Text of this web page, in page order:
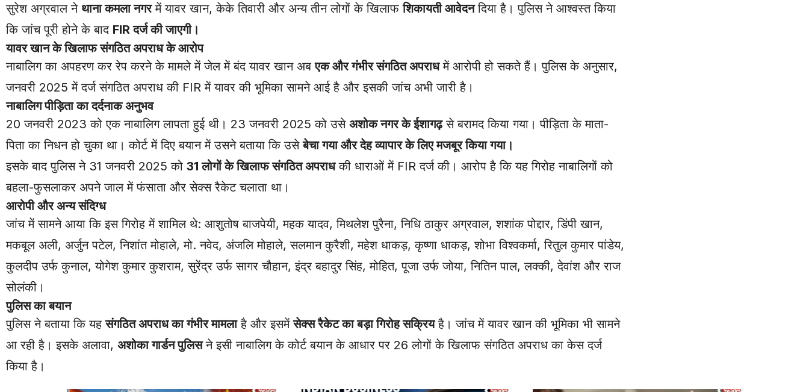
सुरेश अग्रवाल ने थाना कमला नगरमें यावर खान, केके तिवारी और अन्य तीन लोगों के खिलाफशिकायती आवेदनदिया है। पुलिस ने आश्वस्त किया
कि जांच पूरी होने के बाद FIR दर्ज की जाएगी।
यावर खान के खिलाफ संगठित अपराध के आरोप
नाबालिग का अपहरण कर रेप करने के मामले में जेल में बंद यावर खान अबएक और गंभीर संगठित अपराधमें आरोपी हो सकते हैं। पुलिस के अनुसार,
जनवरी 2025 में दर्ज संगठित अपराध की FIR में यावर की भूमिका सामने आई है और इसकी जांच अभी जारी है।
नाबालिग पीड़िता का दर्दनाक अनुभव
20 जनवरी 2023 को एक नाबालिग लापता हुई थी। 23 जनवरी 2025 को उसे अशोक नगर के ईशागढ़से बरामद किया गया। पीड़िता के माता-
पिता का निधन हो चुका था। कोर्ट में दिए बयान में उसने बताया कि उसेबेचा गया और देह व्यापार के लिए मजबूर किया गया।
इसके बाद पुलिस ने 31 जनवरी 2025 को 31 लोगों के खिलाफ संगठित अपराधकी धाराओं में FIR दर्ज की। आरोप है कि यह गिरोह नाबालिगों को
बहला-फुसलाकर अपने जाल में फंसाता और सेक्स रैकेट चलाता था।
आरोपी और अन्य संदिग्ध
जांच में सामने आया कि इस गिरोह में शामिल थे: आशुतोष बाजपेयी, महक यादव, मिथलेश पुरैना, निधि ठाकुर अग्रवाल, शशांक पोद्दार, डिंपी खान,
मकबूल अली, अर्जुन पटेल, निशांत मोहाले, मो. नवेद, अंजलि मोहाले, सलमान कुरैशी, महेश धाकड़, कृष्णा धाकड़, शोभा विश्वकर्मा, रितुल कुमार पांडेय,
कुलदीप उर्फ कुनाल, योगेश कुमार कुशराम, सुरेंद्र उर्फ सागर चौहान, इंद्र बहादुर सिंह, मोहित, पूजा उर्फ जोया, नितिन पाल, लक्की, देवांश और राज
सोलंकी।
पुलिस का बयान
पुलिस ने बताया कि यहसंगठित अपराध का गंभीर मामलाहै और इसमेंसेक्स रैकेट का बड़ा गिरोह सक्रियहै। जांच में यावर खान की भूमिका भी सामने
आ रही है। इसके अलावा, अशोका गार्डन पुलिसने इसी नाबालिग के कोर्ट बयान के आधार पर 26 लोगों के खिलाफ संगठित अपराध का केस दर्ज
किया है।